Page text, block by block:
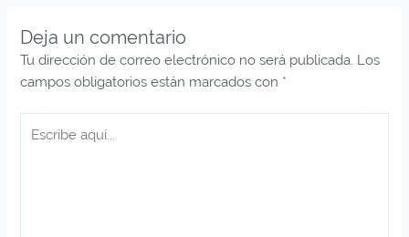
Deja un comentario
Tu dirección de correo electrónico no será publicada. Los
campos obligatorios están marcados con *
aquí...